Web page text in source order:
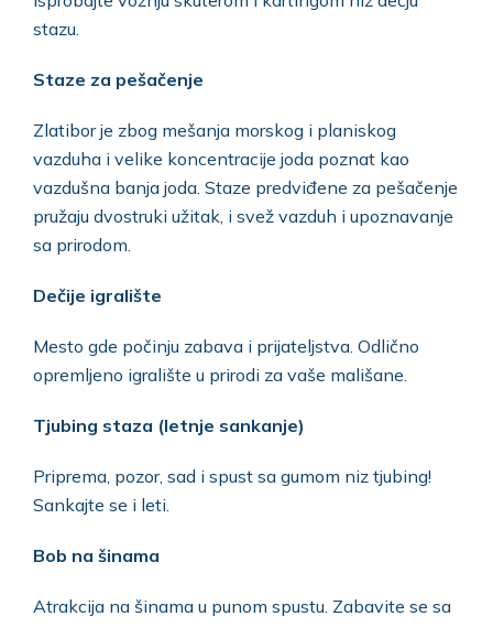
stazu.
Staze za pešačenje
Zlatibor je zbog mešanja morskog i planiskog
vazduha i velike koncentracije joda poznat kao
vazdušna banja joda. Staze predviđene za pešačenje
pružaju dvostruki užitak, i svež vazduh i upoznavanje
sa prirodom.
Dečije igralište
Mesto gde počinju zabava i prijateljstva. Odlično
opremljeno igralište u prirodi za vaše mališane.
Tjubing staza (letnje sankanje)
Priprema, pozor, sad i spust sa gumom niz tjubing!
Sankajte se i leti.
Bob na šinama
Atrakcija na šinama u punom spustu. Zabavite se sa